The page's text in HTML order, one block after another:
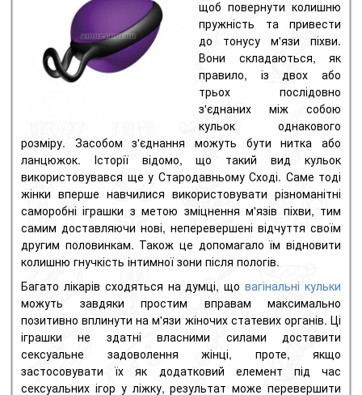
щоб повернути колишню
пружність та привести
до тонусу м'язи піхви.
Вони складаються, як
правило, із двох або
трьох послідовно
з'єднаних між собою
кульок однакового
розміру. Засобом з'єднання можуть бути нитка або
ланцюжок. Історії відомо, що такий вид кульок
використовувався ще у Стародавньому Сході. Саме тоді
жінки вперше навчилися використовувати різноманітні
саморобні іграшки з метою зміцнення м'язів піхви, тим
самим доставляючи нові, неперевершені відчуття своїм
другим половинкам. Також це допомагало їм відновити
колишню гнучкість інтимної зони після пологів.
Багато лікарів сходяться на думці, щовагінальні кульки
можуть завдяки простим вправам максимально
позитивно вплинути на м'язи жіночих статевих органів. Ці
іграшки не здатні власними силами доставити
сексуальне задоволення жінці, проте, якщо
застосовувати їх як додатковий елемент під час
сексуальних ігор у ліжку, результат може перевершити